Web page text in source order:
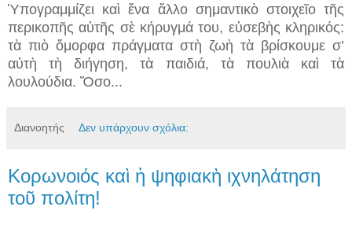
Ὑπογραμμίζει καὶ ἕνα ἄλλο σημαντικὸ στοιχεῖο τῆς
περικοπῆς αὐτῆς σὲ κήρυγμά του, εὐσεβὴς κληρικός:
τὰ πιὸ ὄμορφα πράγματα στὴ ζωὴ τὰ βρίσκουμε σ’
αὐτὴ τὴ διήγηση, τὰ παιδιά, τὰ πουλιὰ καὶ τὰ
λουλούδια. Ὅσο...
Διανοητής Δεν υπάρχουν σχόλια:
Κορωνοιός καὶ ἡ ψηφιακὴ ιχνηλάτηση
τοῦ πολίτη!